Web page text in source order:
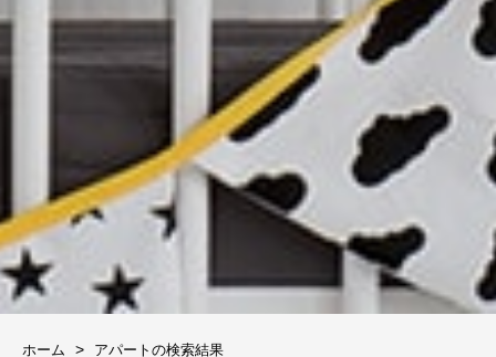
ホーム アパートの検索結果